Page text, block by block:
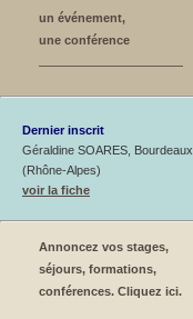
un événement,
une conférence
Dernier inscrit
Géraldine SOARES, Bourdeaux
(Rhône-Alpes)
voir la fiche
Annoncez vos stages,
séjours, formations,
conférences. Cliquez ici.